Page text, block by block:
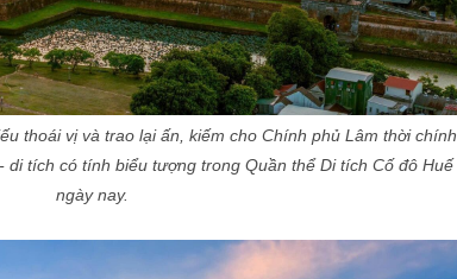
thoái vị và trao lại ấn, kiếm cho Chính phủ Lâm thời chính
di tích có tính biểu tượng trong Quần thể Di tích Cố đô Huế
ngày nay.